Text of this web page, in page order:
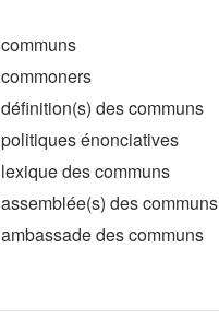
communs
commoners
définition(s) des communs
politiques énonciatives
lexique des communs
assemblée(s) des communs
ambassade des communs